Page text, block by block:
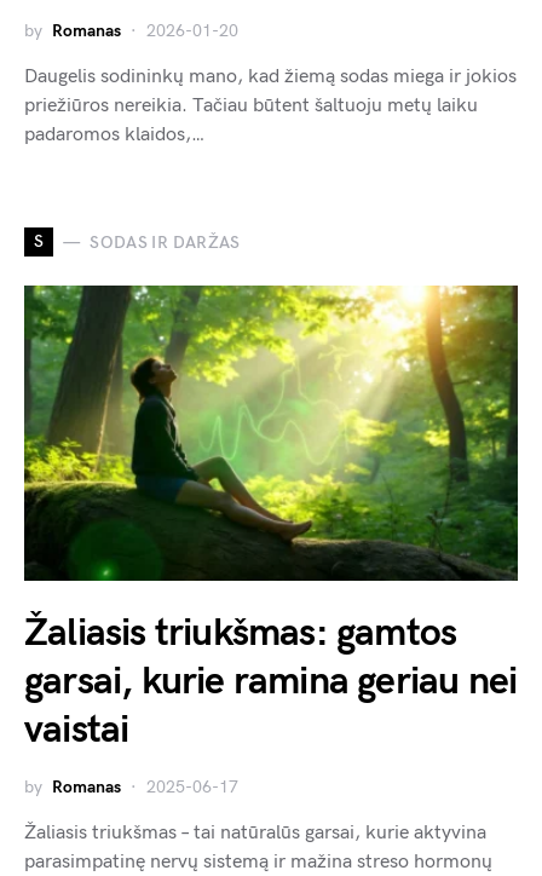
by Romanas 2026-01-20
Daugelis sodininkų mano, kad žiemą sodas miega ir jokios
priežiūros nereikia. Tačiau būtent šaltuoju metų laiku
padaromos klaidos,…
S SODAS IR DARŽAS
Žaliasis triukšmas: gamtos
garsai, kurie ramina geriau nei
vaistai
by Romanas 2025-06-17
Žaliasis triukšmas – tai natūralūs garsai, kurie aktyvina
parasimpatinę nervų sistemą ir mažina streso hormonų